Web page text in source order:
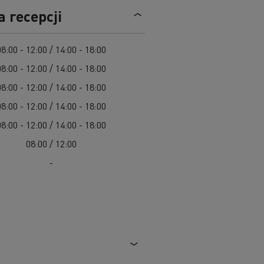
Pojazdy dla jednostek samorządu terytorialnego
Pojazdy ratowniczo-gaśnicze
Zbiórka odpadów
Roboty drogowe
Czyszczenie i konserwacja kanalizacji
Leasing dla pojazdów elektrycznych
Design: rewolucja w pojazdach elektrycznych
Firma Guerlain i dostawy do 15 sklepów w
Grupa Delanchy korzysta z elektrycznych
ciężarówek
recepcji
- 12:00 / 14:00 - 18:00
- 12:00 / 14:00 - 18:00
- 12:00 / 14:00 - 18:00
- 12:00 / 14:00 - 18:00
- 12:00 / 14:00 - 18:00
08:00 / 12:00
-